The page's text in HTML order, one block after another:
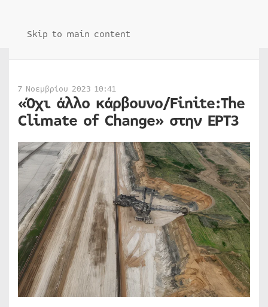
Skip to main content
7 Νοεμβρίου 2023 10:41
«Όχι άλλο κάρβουνο/Finite:The
Climate of Change» στην ΕΡΤ3